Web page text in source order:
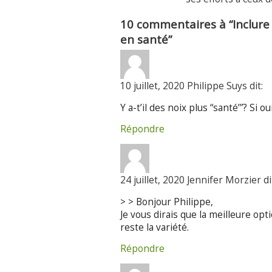
10 commentaires à
en santé”
10 juillet, 2020 Philippe Suys dit:
Y a-t’il des noix plus “santé’”? Si
Répondre
24 juillet, 2020 Jennifer Morzier
> > Bonjour Philippe,
Je vous dirais que la meilleure
reste la variété.
Répondre